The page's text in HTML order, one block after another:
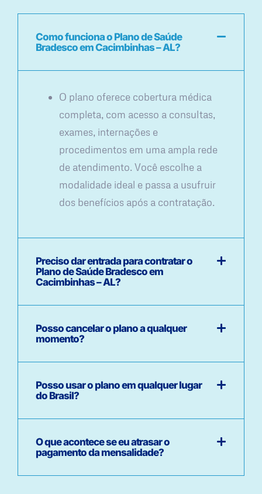
Como funciona o Plano de Saúde
Bradesco em Cacimbinhas – AL?
O plano oferece cobertura médica
completa, com acesso a consultas,
exames, internações e
procedimentos em uma ampla rede
de atendimento. Você escolhe a
modalidade ideal e passa a usufruir
dos benefícios após a contratação.
Preciso dar entrada para contratar o
Plano de Saúde Bradesco em
Cacimbinhas – AL?
Posso cancelar o plano a qualquer
momento?
Posso usar o plano em qualquer lugar
do Brasil?
O que acontece se eu atrasar o
pagamento da mensalidade?